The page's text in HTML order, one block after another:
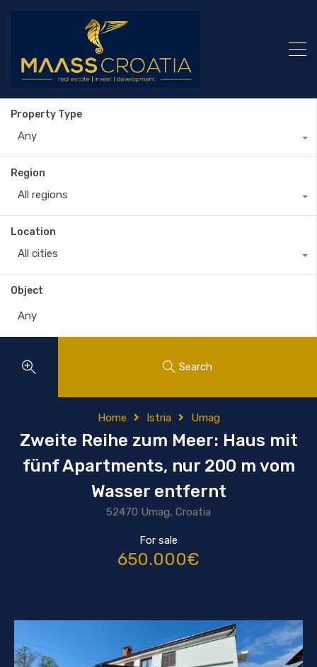
Property Type
Any
Region
All regions
Location
All cities
Object
Search
Home Istria Umag
Zweite Reihe zum Meer: Haus mit
fünf Apartments, nur 200 m vom
Wasser entfernt
52470 Umag, Croatia
For sale
650.000€